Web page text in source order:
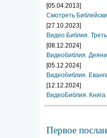
[05.04.2013]
Смотреть
[27.10.2023]
Видео Библия.
[08.12.2024]
Видеобиблия.
[05.12.2024]
Видеобиблия.
[12.12.2024]
ВидеоБиблия.
Первое